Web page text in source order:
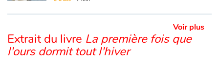
Dyslexie, troubles de la lecture
Voir plus
Extrait du livre La première fois que
l'ours dormit tout l'hiver